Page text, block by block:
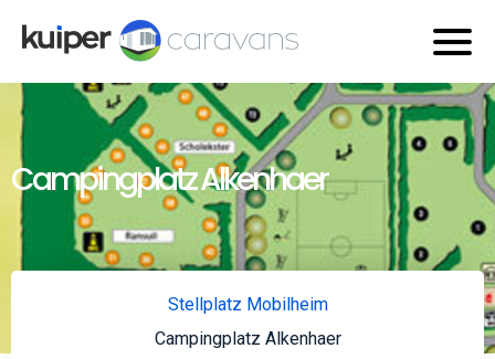
Campingplatz Alkenhaer
Stellplatz Mobilheim
Campingplatz Alkenhaer